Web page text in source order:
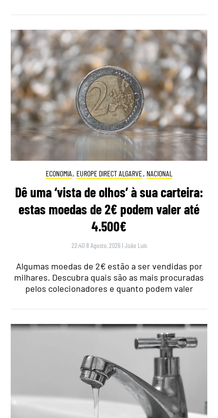
ECONOMIA, EUROPE DIRECT ALGARVE, NACIONAL
Dê uma ‘vista de olhos’ à sua carteira:
estas moedas de 2€ podem valer até
4.500€
22:40 8 Agosto, 2026 |João Luís
Algumas moedas de 2€ estão a ser vendidas por
milhares. Descubra quais são as mais procuradas
pelos colecionadores e quanto podem valer